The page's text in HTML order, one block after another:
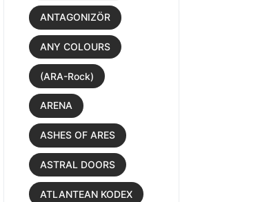
ANTAGONIZÖR
ANY COLOURS
(ARA-Rock)
ARENA
ASHES OF ARES
ASTRAL DOORS
ATLANTEAN KODEX